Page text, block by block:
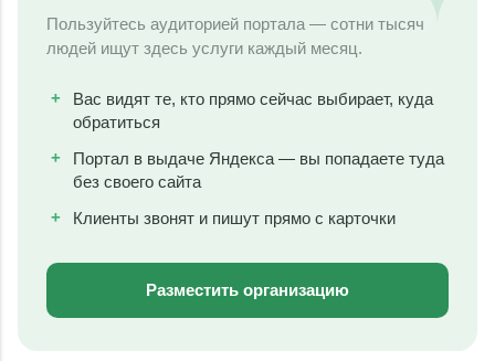
Пользуйтесь аудиторией портала — сотни тысяч
людей ищут здесь услуги каждый месяц.
Вас видят те, кто прямо сейчас выбирает, куда
обратиться
Портал в выдаче Яндекса — вы попадаете туда
без своего сайта
Клиенты звонят и пишут прямо с карточки
Разместить организацию